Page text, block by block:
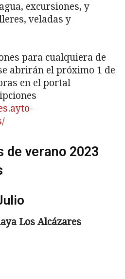
excursiones, y
veladas y
para cualquiera de
abrirán el próximo 1 de
en el portal
de verano 2023
Los Alcázares